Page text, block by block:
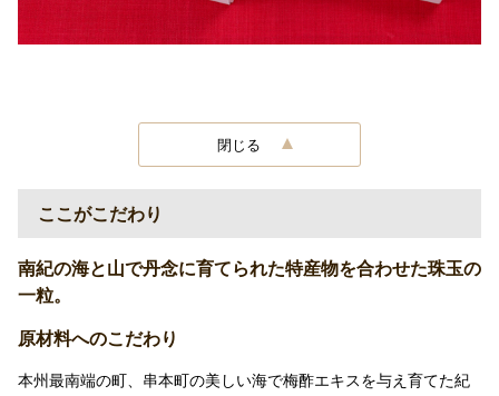
閉じる
ここがこだわり
南紀の海と山で丹念に育てられた特産物を合わせた珠玉の
一粒。
原材料へのこだわり
本州最南端の町、串本町の美しい海で梅酢エキスを与え育てた紀